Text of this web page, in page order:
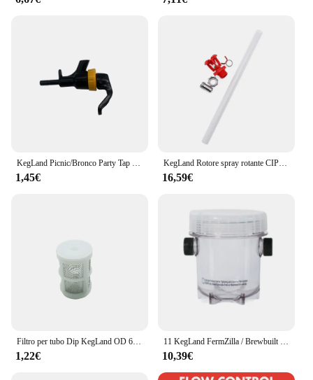
1,45€
KegLand Rotore spray rotante CIP a basso volume con accessori per birra fatta in casa SS Barb (poliimero).
16,59€
1,22€ 10,39€